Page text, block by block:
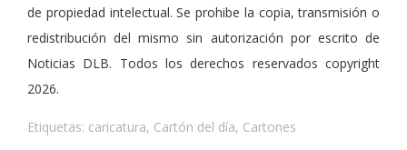
de propiedad intelectual. Se prohibe la copia, transmisión o
redistribución del mismo sin autorización por escrito de
Noticias DLB. Todos los derechos reservados copyright
2026.
Etiquetas: caricatura, Cartón del día, Cartones